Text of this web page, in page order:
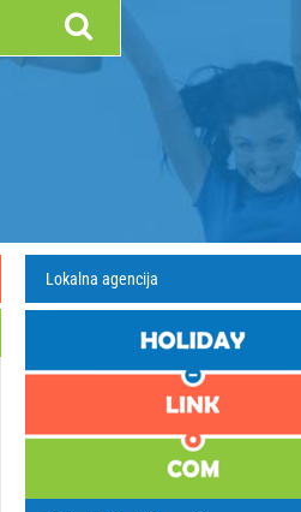
Lokalna agencija